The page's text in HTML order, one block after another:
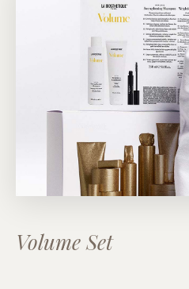
Volume Set